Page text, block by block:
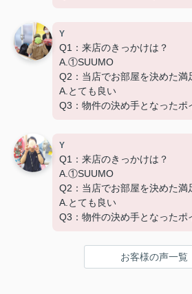
Y
Q1：来店のきっかけは？
A.①SUUMO
Q2：当店でお部屋を決めた満
A.とても良い
Q3：物件の決め手となったポ
Y
Q1：来店のきっかけは？
A.①SUUMO
Q2：当店でお部屋を決めた満
A.とても良い
Q3：物件の決め手となったポ
お客様の声一覧